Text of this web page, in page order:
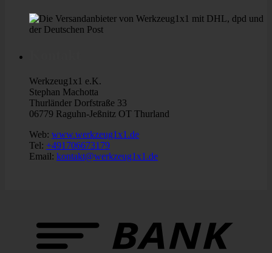
Werkzeug1x1 e.K.
Stephan Machotta
Thurländer Dorfstraße 33
06779 Raguhn-Jeßnitz OT Thurland
Web: www.werkzeug1x1.de
Tel: +491706673179
Email: kontakt@werkzeug1x1.de